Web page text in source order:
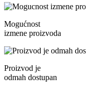
Mogućnost
izmene proizvoda
Proizvod je
odmah dostupan